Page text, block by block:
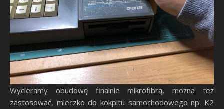
Wycieramy obudowę finalnie mikrofibrą, można też
zastosować, mleczko do kokpitu samochodowego np. K2